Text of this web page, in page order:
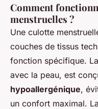
Comment
menstruelles ?
Une culotte
couches de tissus
fonction spécifique.
avec la peau, est
hypoallergénique,
un confort maximal.